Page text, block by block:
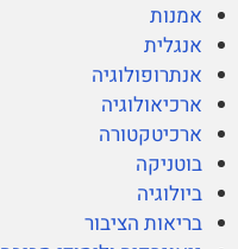
אמנות
אנגלית
אנתרופולוגיה
ארכיאולוגיה
ארכיטקטורה
בוטניקה
ביולוגיה
בריאות הציבור